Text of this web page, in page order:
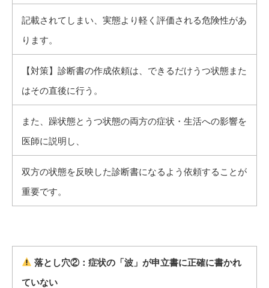
記載されてしまい、実態より軽く評価される危険性があ
ります。
【対策】診断書の作成依頼は、できるだけうつ状態また
はその直後に行う。
また、躁状態とうつ状態の両方の症状・生活への影響を
医師に説明し、
双方の状態を反映した診断書になるよう依頼することが
重要です。
落とし穴②：症状の「波」が申立書に正確に書かれ
ていない